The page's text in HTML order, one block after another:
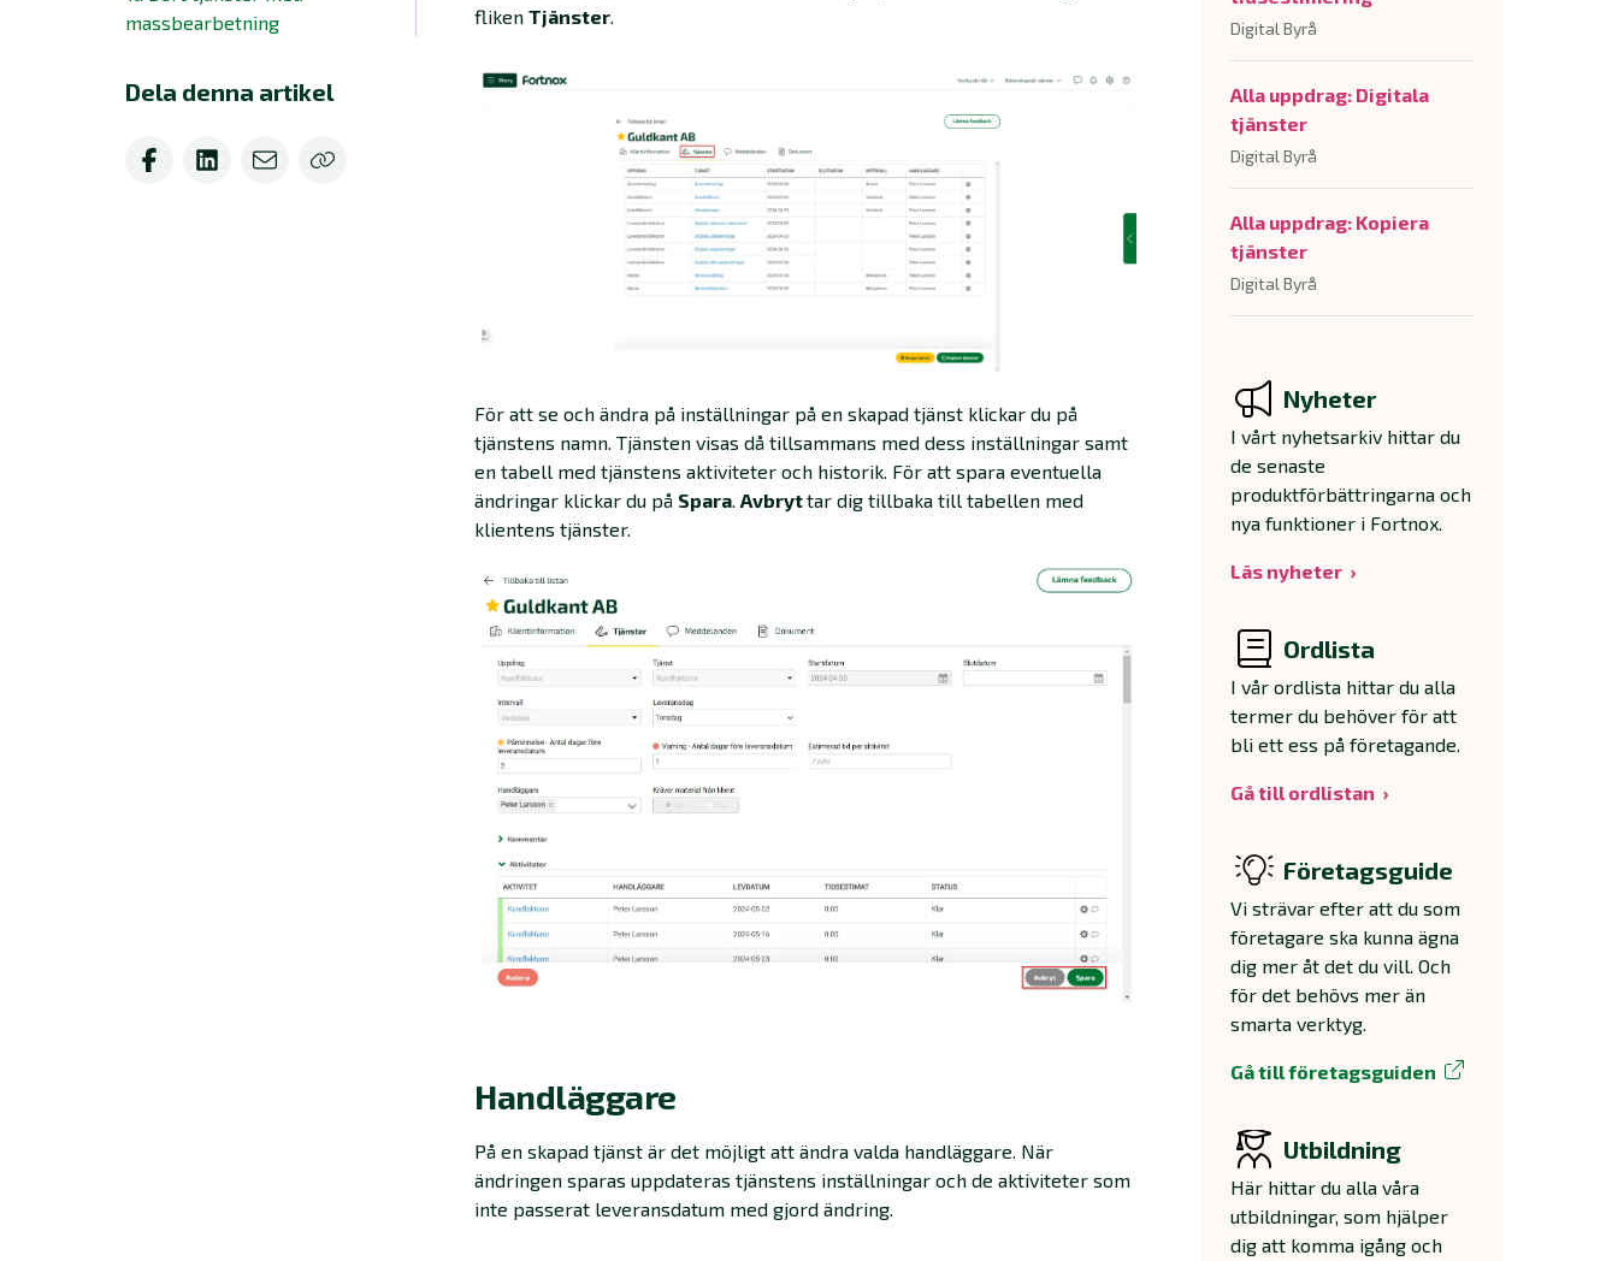
massbearbetning
Dela denna artikel
fliken Tjänster.
För att se och ändra på inställningar på en skapad tjänst klickar du på
tjänstens namn. Tjänsten visas då tillsammans med dess inställningar samt
en tabell med tjänstens aktiviteter och historik. För att spara eventuella
ändringar klickar du på Spara Avbryttar dig tillbaka till tabellen med
klientens tjänster.
Handläggare
På en skapad tjänst är det möjligt att ändra valda handläggare. När
ändringen sparas uppdateras tjänstens inställningar och de aktiviteter som
inte passerat leveransdatum med gjord ändring.
Digital Byrå
Alla uppdrag: Digitala
tjänster
Digital Byrå
Alla uppdrag: Kopiera
tjänster
Digital Byrå
Nyheter
I vårt nyhetsarkiv hittar du
de senaste
produktförbättringarna och
nya funktioner i Fortnox.
Läs nyheter
Ordlista
I vår ordlista hittar du alla
termer du behöver för att
bli ett ess på företagande.
Gå till ordlistan
Företagsguide
Vi strävar efter att du som
företagare ska kunna ägna
dig mer åt det du vill. Och
för det behövs mer än
smarta verktyg.
Gå till företagsguiden
Utbildning
Här hittar du alla våra
utbildningar, som hjälper
dig att komma igång och